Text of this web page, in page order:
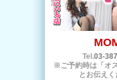
Tel.03-
※ご予約時は「オ
とお伝えく